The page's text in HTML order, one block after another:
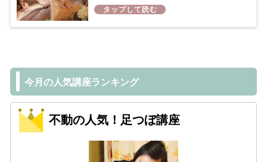
今月の人気講座ランキング
不動の人気！足つぼ講座